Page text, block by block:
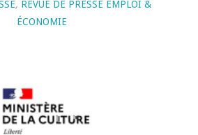
, REVUE DE PRESSE EMPLOI &
ÉCONOMIE